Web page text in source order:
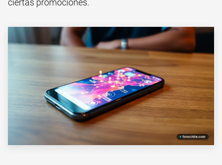
ciertas promociones.